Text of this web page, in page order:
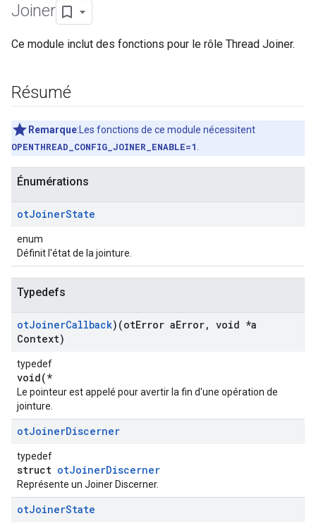
Joiner
Ce module inclut des fonctions pour le rôle Thread Joiner.
Résumé
Remarque:Les fonctions de ce module nécessitent
OPENTHREAD_CONFIG_JOINER_ENABLE=1
Énumérations
otJoinerState
enum
Définit l'état de la jointure.
Typedefs
otJoinerCallback)(otError aError, void *a
Context)
typedef
void(*
Le pointeur est appelé pour avertir la fin d'une opération de
jointure.
otJoinerDiscerner
typedef
struct otJoinerDiscerner
Représente un Joiner Discerner.
otJoinerState